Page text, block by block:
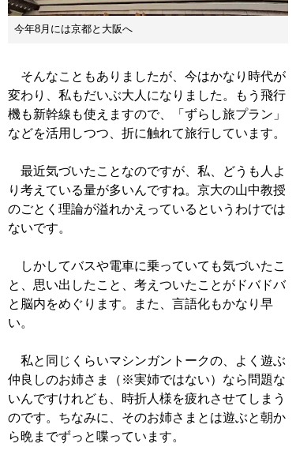
今年8月には京都と大阪へ
そんなこともありましたが、今はかなり時代が
変わり、私もだいぶ大人になりました。もう飛行
機も新幹線も使えますので、「ずらし旅プラン」
などを活用しつつ、折に触れて旅行しています。
最近気づいたことなのですが、私、どうも人よ
り考えている量が多いんですね。京大の山中教授
のごとく理論が溢れかえっているというわけでは
ないです。
しかしてバスや電車に乗っていても気づいたこ
と、思い出したこと、考えついたことがドバドバ
と脳内をめぐります。また、言語化もかなり早
い。
私と同じくらいマシンガントークの、よく遊ぶ
仲良しのお姉さま（※実姉ではない）なら問題な
いんですけれども、時折人様を疲れさせてしまう
のです。ちなみに、そのお姉さまとは遊ぶと朝か
ら晩までずっと喋っています。